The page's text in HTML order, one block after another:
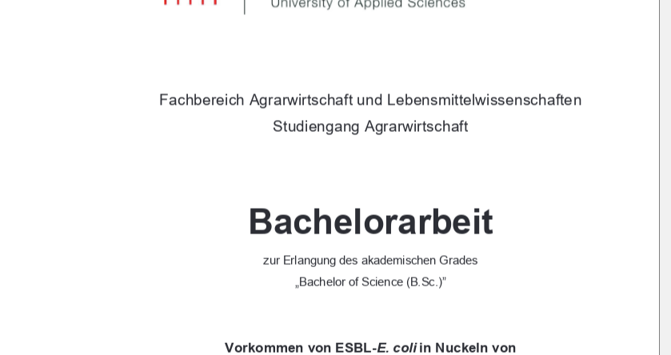
Fachbereich Agrarwirtschaft und Lebensmittelwissenschaften
Studiengang Agrarwirtschaft
Bachelorarbeit
zur Erlangung des akademischen Grades
„Bachelor of Science (B.Sc.)”
Vorkommen von ESBL-E. coli in Nuckeln von